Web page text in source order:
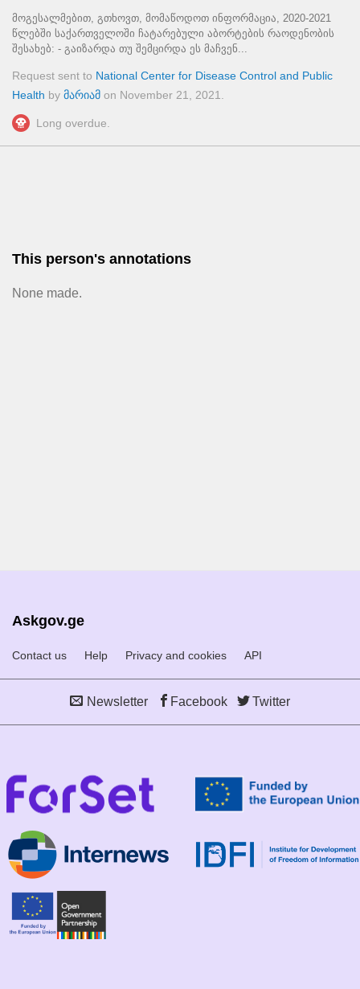
მოგესალმებით, გთხოვთ, მომაწოდოთ ინფორმაცია, 2020-2021
წლებში საქართველოში ჩატარებული აბორტების რაოდენობის
შესახებ: - გაიზარდა თუ შემცირდა ეს მაჩვენ...
Request sent to National Center for Disease Control and Public
Health by მარიამ on November 21, 2021
Long overdue.
This person's annotations
None made.
Askgov.ge
Contact us Help Privacy and cookies API
Newsletter Facebook Twitter